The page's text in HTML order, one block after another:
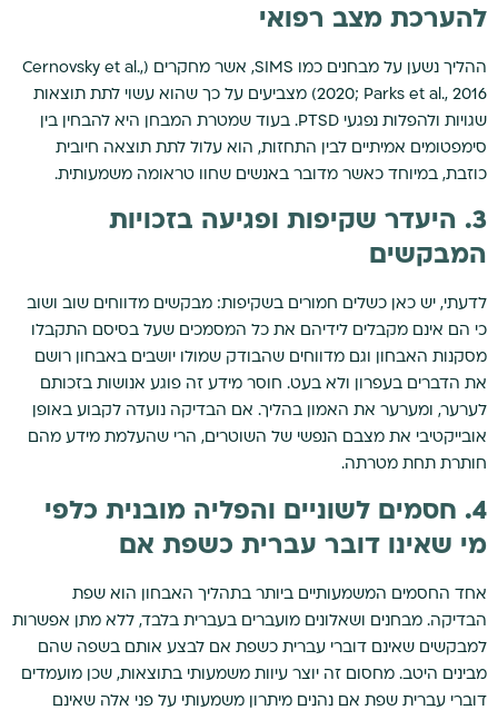
להערכת מצב רפואי
ההליך נשען על מבחנים כמו SIMS, אשר מחקרים (Cernovsky et al.,
2020; Parks et al., 2016) מצביעים על כך שהוא עשוי לתת תוצאות
שגויות ולהפלות נפגעי PTSD. בעוד שמטרת המבחן היא להבחין בין
סימפטומים אמיתיים לבין התחזות, הוא עלול לתת תוצאה חיובית
כוזבת, במיוחד כאשר מדובר באנשים שחוו טראומה משמעותית.
3. היעדר שקיפות ופגיעה בזכויות
המבקשים
לדעתי, יש כאן כשלים חמורים בשקיפות: מבקשים מדווחים שוב ושוב
כי הם אינם מקבלים לידיהם את כל המסמכים שעל בסיסם התקבלו
מסקנות האבחון וגם מדווחים שהבודק שמולו יושבים באבחון רושם
את הדברים בעפרון ולא בעט. חוסר מידע זה פוגע אנושות בזכותם
לערער, ומערער את האמון בהליך. אם הבדיקה נועדה לקבוע באופן
אובייקטיבי את מצבם הנפשי של השוטרים, הרי שהעלמת מידע מהם
חותרת תחת מטרתה.
4. חסמים לשוניים והפליה מובנית כלפי
מי שאינו דובר עברית כשפת אם
אחד החסמים המשמעותיים ביותר בתהליך האבחון הוא שפת
הבדיקה. מבחנים ושאלונים מועברים בעברית בלבד, ללא מתן אפשרות
למבקשים שאינם דוברי עברית כשפת אם לבצע אותם בשפה שהם
מבינים היטב. מחסום זה יוצר עיוות משמעותי בתוצאות, שכן מועמדים
דוברי עברית שפת אם נהנים מיתרון משמעותי על פני אלה שאינם